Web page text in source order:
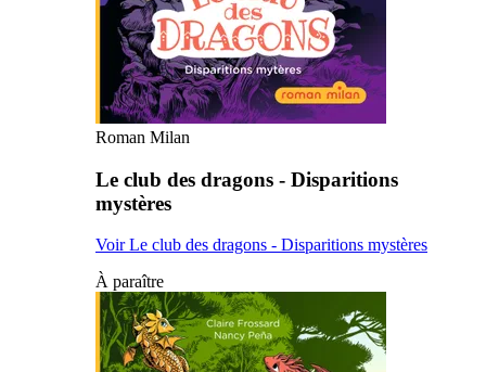
Roman Milan
Le club des dragons - Disparitions
mystères
Voir Le club des dragons - Disparitions mystères
À paraître